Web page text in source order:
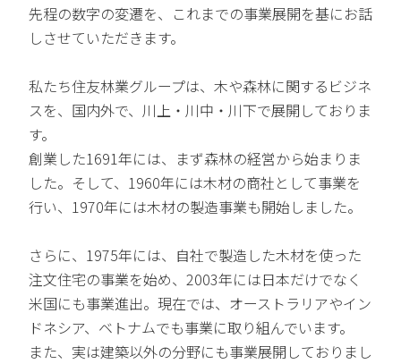
先程の数字の変遷を、これまでの事業展開を基にお話
しさせていただきます。
私たち住友林業グループは、木や森林に関するビジネ
スを、国内外で、川上・川中・川下で展開しておりま
す。
創業した1691年には、まず森林の経営から始まりま
した。そして、1960年には木材の商社として事業を
行い、1970年には木材の製造事業も開始しました。
さらに、1975年には、自社で製造した木材を使った
注文住宅の事業を始め、2003年には日本だけでなく
米国にも事業進出。現在では、オーストラリアやイン
ドネシア、ベトナムでも事業に取り組んでいます。
また、実は建築以外の分野にも事業展開しておりまし